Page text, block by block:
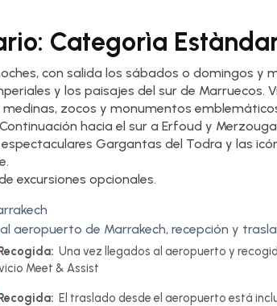
Categorìa
con salida los sábados o domingos y
y los paisajes del sur de Marruecos.
zocos y monumentos
hacia el sur a Erfoud y
Gargantas del Todra y las
excursiones opcionales.
aeropuerto de Marrakech, recepción y
Una vez llegados al aeropuerto y
Meet & Assist
El traslado desde el aeropuerto está